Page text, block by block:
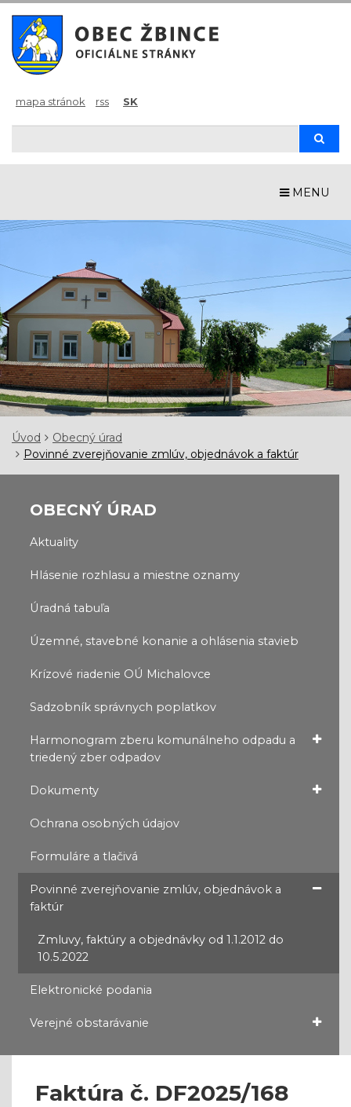
mapa stránok rss SK
MENU
Úvod
Obecný úrad
Povinné zverejňovanie zmlúv, objednávok a faktúr
OBECNÝ ÚRAD
Aktuality
Hlásenie rozhlasu a miestne oznamy
Úradná tabuľa
Územné, stavebné konanie a ohlásenia stavieb
Krízové riadenie OÚ Michalovce
Sadzobník správnych poplatkov
Harmonogram zberu komunálneho odpadu a
triedený zber odpadov
Dokumenty
Ochrana osobných údajov
Formuláre a tlačivá
Povinné zverejňovanie zmlúv, objednávok a
faktúr
Zmluvy, faktúry a objednávky od 1.1.2012 do
10.5.2022
Elektronické podania
Verejné obstarávanie
Faktúra č. DF2025/168